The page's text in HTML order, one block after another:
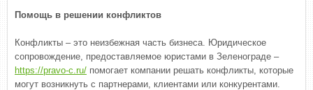
Помощь в решении конфликтов
Конфликты – это неизбежная часть бизнеса. Юридическое
сопровождение, предоставляемое юристами в Зеленограде –
https://pravo-c.ru/ помогает компании решать конфликты, которые
могут возникнуть с партнерами, клиентами или конкурентами.